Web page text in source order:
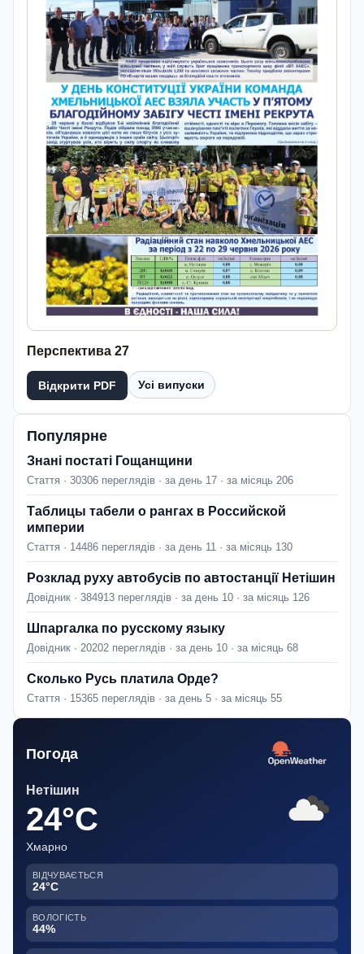
Перспектива 27
Відкрити PDF Усі випуски
Популярне
Знані постаті Гощанщини
Стаття · 30306 переглядів · за день 17 · за місяць 206
Таблицы табели о рангах в Российской
империи
Стаття · 14486 переглядів · за день 11 · за місяць 130
Розклад руху автобусів по автостанції Нетішин
Довідник · 384913 переглядів · за день 10 · за місяць 126
Шпаргалка по русскому языку
Довідник · 20202 переглядів · за день 10 · за місяць 68
Сколько Русь платила Орде?
Стаття · 15365 переглядів · за день 5 · за місяць 55
Погода
Нетішин
24°C
Хмарно
ВІДЧУВАЄТЬСЯ
24°C
ВОЛОГІСТЬ
44%